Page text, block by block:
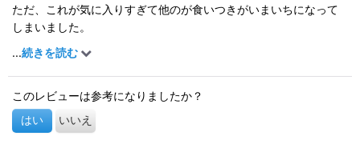
ただ、これが気に入りすぎて他のが食いつきがいまいちになって
しまいました。
この大粒感、たまんないみたいです。
チャックちょっと閉まりにくいです。
...続きを読む
このレビューは参考になりましたか？
はい いいえ